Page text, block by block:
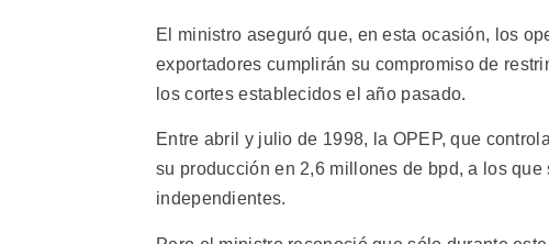
El ministro aseguró que, en esta ocasión, los
exportadores cumplirán su compromiso de
los cortes establecidos el año pasado.
Entre abril y julio de 1998, la OPEP, que
su producción en 2,6 millones de bpd, a los
independientes.